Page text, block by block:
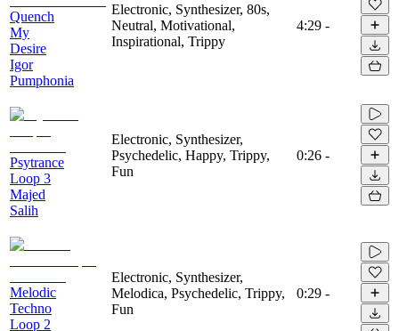
Quench
My
Desire
Igor
Pumphonia
Electronic, Synthesizer, 80s,
Neutral, Motivational,
Inspirational, Trippy
4:29 -
Psytrance
Loop 3
Majed
Salih
Electronic, Synthesizer,
Psychedelic, Happy, Trippy,
Fun
0:26 -
Melodic
Techno
Loop 2
Electronic, Synthesizer,
Melodica, Psychedelic, Trippy,
Fun
0:29 -